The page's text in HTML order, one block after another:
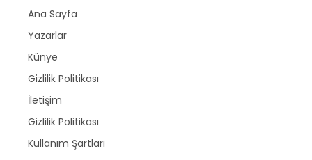
Ana Sayfa
Yazarlar
Künye
Gizlilik Politikası
İletişim
Gizlilik Politikası
Kullanım Şartları